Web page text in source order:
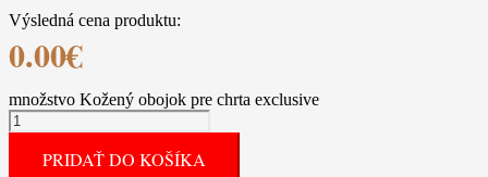
Výsledná cena produktu:
0.00€
množstvo Kožený obojok pre chrta exclusive
PRIDAŤ DO KOŠÍKA